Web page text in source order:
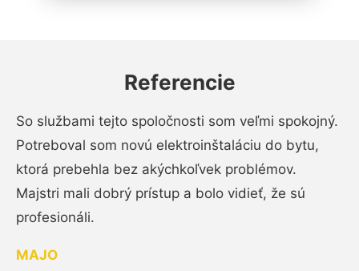
Referencie
So službami tejto spoločnosti som veľmi spokojný.
Potreboval som novú elektroinštaláciu do bytu,
ktorá prebehla bez akýchkoľvek problémov.
Majstri mali dobrý prístup a bolo vidieť, že sú
profesionáli.
MAJO